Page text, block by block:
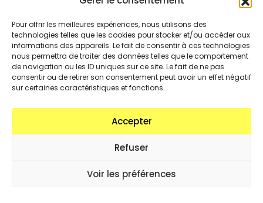
Pour offrir les meilleures expériences, nous utilisons des
technologies telles que les cookies pour stocker et/ou accéder aux
informations des appareils. Le fait de consentir à ces technologies
nous permettra de traiter des données telles que le comportement
de navigation ou les ID uniques sur ce site. Le fait de ne pas
consentir ou de retirer son consentement peut avoir un effet négatif
sur certaines caractéristiques et fonctions.
Accepter
Refuser
Voir les préférences